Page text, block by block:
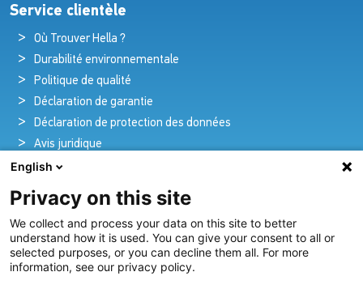
Service clientèle
Où Trouver Hella ?
Durabilité environnementale
Politique de qualité
Déclaration de garantie
Déclaration de protection des données
Avis juridique
Pionniers de la brillance et de l'innovation
nautique
Depuis plus de 100 ans, nous créons et fournissons avec
passion des solutions d'éclairage innovantes pour tous les
English
Privacy on this site
We collect and process your data on this site to better
understand how it is used. You can give your consent to all or
selected purposes, or you can decline them all. For more
information, see our privacy policy.